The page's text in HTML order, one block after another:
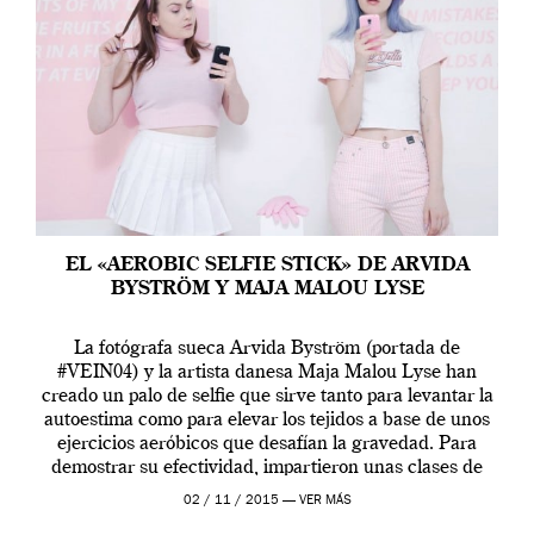
EL «AEROBIC SELFIE STICK» DE ARVIDA
BYSTRÖM Y MAJA MALOU LYSE
La fotógrafa sueca Arvida Byström (portada de
#VEIN04) y la artista danesa Maja Malou Lyse han
creado un palo de selfie que sirve tanto para levantar la
autoestima como para elevar los tejidos a base de unos
ejercicios aeróbicos que desafían la gravedad. Para
demostrar su efectividad, impartieron unas clases de
prueba en el Tate […]
02 / 11 / 2015 — VER MÁS